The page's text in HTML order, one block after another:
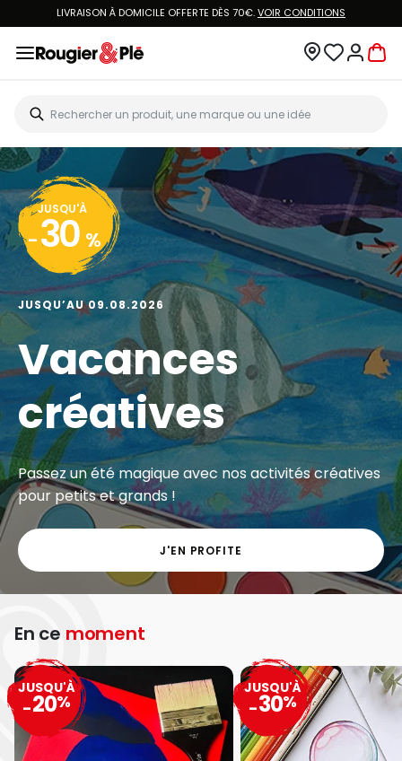
LIVRAISON À DOMICILE OFFERTE DÈS 70€.VOIR CONDITIONS
JUSQU'À
- 30 %
JUSQU’AU 09.08.2026
Vacances
créatives
Passez un été magique avec nos activités créatives
pour petits et grands !
J'EN PROFITE
En ce moment
JUSQU'À
-20%
JUSQU'À
-30%